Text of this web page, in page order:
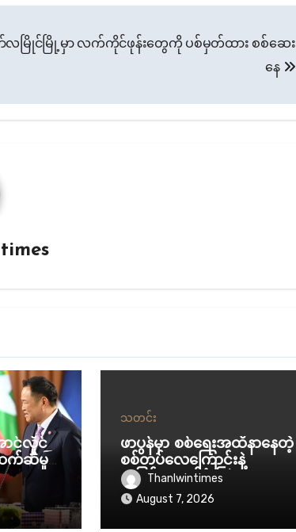
လမြိုင်မြို့မှာ လက်ကိုင်ဖုန်းတွေကို ပစ်မှတ်ထား စစ်ဆေး
နေ
ာင်လှိုင်
ဆက်ဆံမှု
သတင်း
ဖာပွန်မှာ စစ်ရေးအထိနာနေတဲ့
စစ်တပ်လေကြောင်းနဲ့
အပြင်းအထန်ဗုံးကြဲနေ
Thanlwintimes
August 7, 2026